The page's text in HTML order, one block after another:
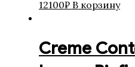
12100₽ В корзину
Creme